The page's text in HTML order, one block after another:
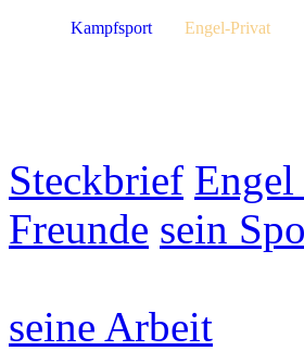
Steckbrief
Freunde sein
seine Arbeit
Kampfsport Engel-Privat